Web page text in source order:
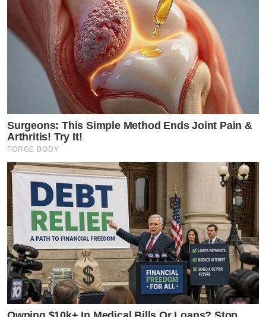
Surgeons: This Simple Method Ends Joint Pain &
Arthritis! Try It!
FORGE BODY